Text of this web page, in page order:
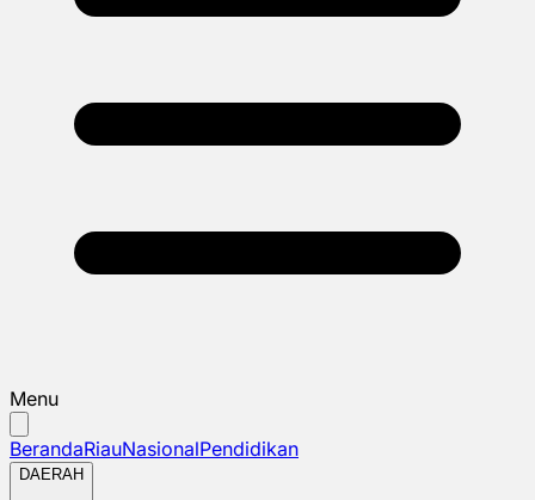
Menu
BerandaRiauNasionalPendidikan
DAERAH